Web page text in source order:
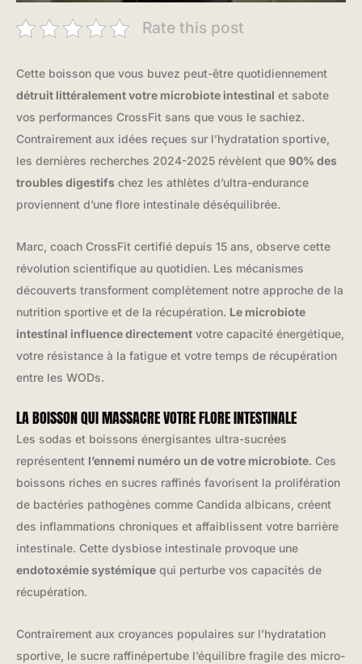
Rate this post
Cette boisson que vous buvez peut-être quotidiennement
détruit littéralement votre microbiote intestinal et sabote
vos performances CrossFit sans que vous le sachiez.
Contrairement aux idées reçues sur l’hydratation sportive,
les dernières recherches 2024-2025 révèlent que 90% des
troubles digestifs chez les athlètes d’ultra-endurance
proviennent d’une flore intestinale déséquilibrée.
Marc, coach CrossFit certifié depuis 15 ans, observe cette
révolution scientifique au quotidien. Les mécanismes
découverts transforment complètement notre approche de la
nutrition sportive et de la récupération. Le microbiote
intestinal influence directement votre capacité énergétique,
votre résistance à la fatigue et votre temps de récupération
entre les WODs.
LA BOISSON QUI MASSACRE VOTRE FLORE INTESTINALE
Les sodas et boissons énergisantes ultra-sucrées
représentent l’ennemi numéro un de votre microbiote. Ces
boissons riches en sucres raffinés favorisent la prolifération
de bactéries pathogènes comme Candida albicans, créent
des inflammations chroniques et affaiblissent votre barrière
intestinale. Cette dysbiose intestinale provoque une
endotoxémie systémique qui perturbe vos capacités de
récupération.
Contrairement aux croyances populaires sur l’hydratation
sportive, le sucre raffinépertube l’équilibre fragile des micro-